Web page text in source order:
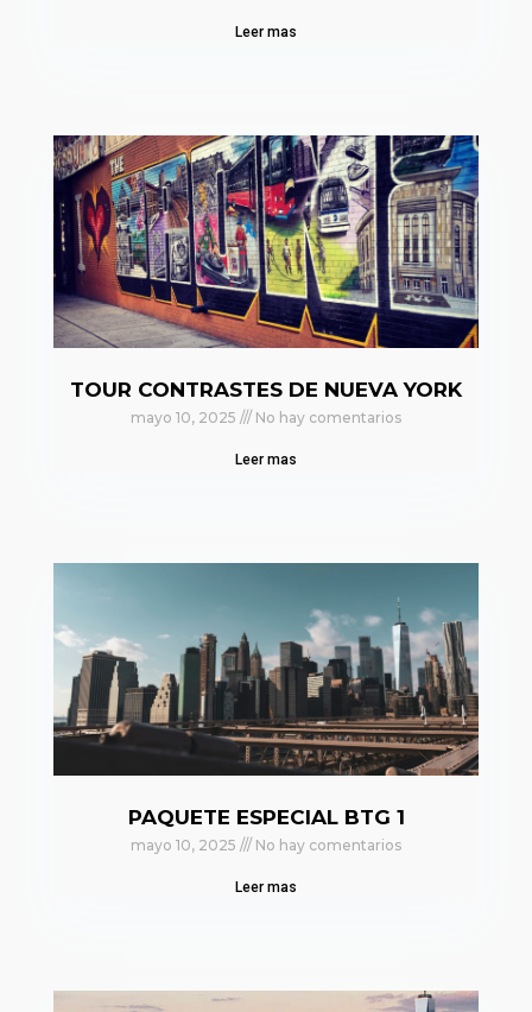
Leer mas
TOUR CONTRASTES DE NUEVA YORK
mayo 10, 2025 No hay comentarios
Leer mas
PAQUETE ESPECIAL BTG 1
mayo 10, 2025 No hay comentarios
Leer mas